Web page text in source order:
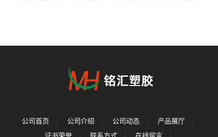
公司首页 | 公司介绍 | 公司动态 | 产品展厅
|